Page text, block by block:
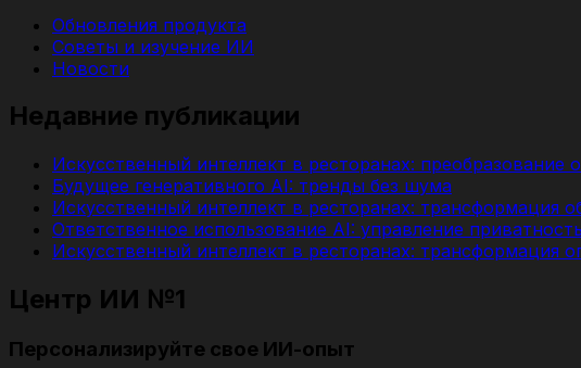
Обновления продукта
Советы и изучение ИИ
Новости
Недавние публикации
Искусственный интеллект в ресторанах: преобразование
Будущее генеративного AI: тренды без шума
Искусственный интеллект в ресторанах: трансформация
Ответственное использование AI: управление
Искусственный интеллект в ресторанах: трансформация
Центр ИИ №1
Персонализируйте свое ИИ-опыт